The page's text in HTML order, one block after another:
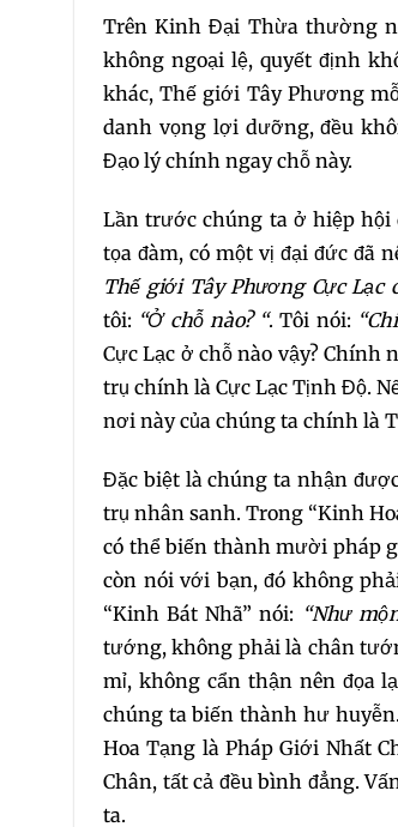
Trên Kinh Đại Thừa thường
không ngoại lệ, quyết định
khác, Thế giới Tây Phương
danh vọng lợi dưỡng, đều
Đạo lý chính ngay chỗ này.
Lần trước chúng ta ở hiệp hội
tọa đàm, có một vị đại đức đã
Thế giới Tây Phương Cực Lạc
tôi: “Ở chỗ nào? “. Tôi nói:
Cực Lạc ở chỗ nào vậy? Chính
trụ chính là Cực Lạc Tịnh Độ.
nơi này của chúng ta chính là
Đặc biệt là chúng ta nhận
trụ nhân sanh. Trong “Kinh
có thể biến thành mười pháp
còn nói với bạn, đó không
“Kinh Bát Nhã” nói: “Như
tướng, không phải là chân
mỉ, không cẩn thận nên đọa
chúng ta biến thành hư
Hoa Tạng là Pháp Giới Nhất
Chân, tất cả đều bình đẳng.
ta.